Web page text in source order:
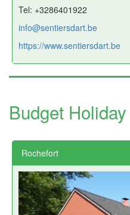
Tel: +3286401922
info@sentiersdart.be
https://www.sentiersdart.be
Budget Holiday
Rochefort